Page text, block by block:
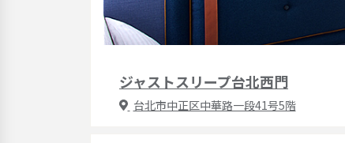
ジャストスリープ台北西門
台北市中正区中華路一段41号5階